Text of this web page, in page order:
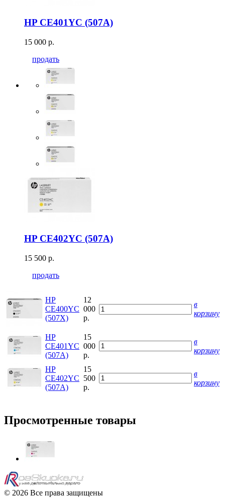
HP CE401YC (507A)
15 000 р.
продать
HP CE402YC (507A)
15 500 р.
продать
HP
CE400YC
(507X)
12
000
р.
в
корзину
HP
CE401YC
(507A)
15
000
р.
в
корзину
HP
CE402YC
(507A)
15
500
р.
в
корзину
Просмотренные товары
© 2026 Все права защищены